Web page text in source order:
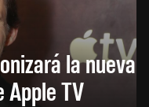
la nueva
TV